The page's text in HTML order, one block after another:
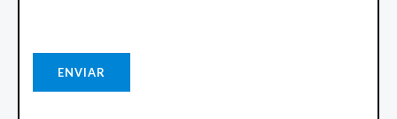
ENVIAR